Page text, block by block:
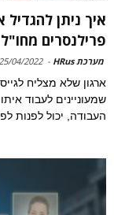
איך ניתן
פרילנסרים מחו"ל
מערכת HRus -
04/2022
ארגון שלא מצליח
שמעוניינים לעבוד
העבודה, יכול לפנות